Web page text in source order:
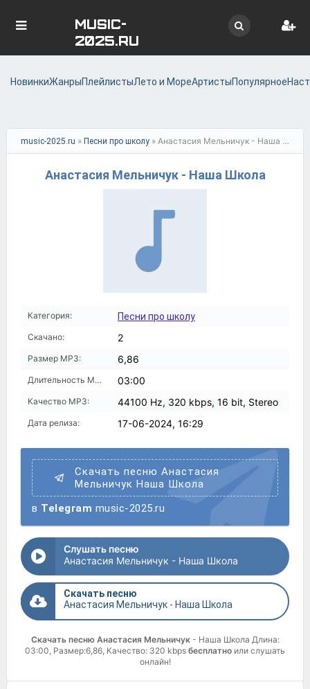
MUSIC-
2025.RU
НовинкиЖанрыПлейлистыЛето и МореАртистыПопулярное
music-2025.ru » Песни про школу » Анастасия Мельничук - Наша Школа
Анастасия Мельничук - Наша Школа
Категория: Песни про школу
Скачано: 2
Размер MP3: 6,86
Длительность MP3: 03:00
Качество MP3: 44100 Hz, 320 kbps, 16 bit, Stereo
Дата релиза: 17-06-2024, 16:29
Скачать песню Анастасия
Мельничук Наша Школа
в Telegram music-2025.ru
Слушать песню
Анастасия Мельничук - Наша Школа
Скачать песню
Анастасия Мельничук - Наша Школа
Скачать песню Анастасия Мельничук - Наша Школа Длина:
03:00, Размер:6,86, Качество: 320 kbps бесплатно или слушать
онлайн!